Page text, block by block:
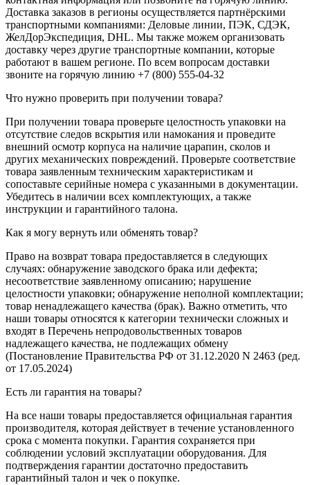
Доставка заказов в регионы осуществляется партнёрскими
транспортными компаниями: Деловые линии, ПЭК, СДЭК,
ЖелДорЭкспедиция, DHL. Мы также можем организовать
доставку через другие транспортные компании, которые
работают в вашем регионе. По всем вопросам доставки
звоните на горячую линию +7 (800) 555-04-32
Что нужно проверить при получении товара?
При получении товара проверьте целостность упаковки на
отсутствие следов вскрытия или намокания и проведите
внешний осмотр корпуса на наличие царапин, сколов и
других механических повреждений. Проверьте соответствие
товара заявленным техническим характеристикам и
сопоставьте серийные номера с указанными в документации.
Убедитесь в наличии всех комплектующих, а также
инструкции и гарантийного талона.
Как я могу вернуть или обменять товар?
Право на возврат товара предоставляется в следующих
случаях: обнаружение заводского брака или дефекта;
несоответствие заявленному описанию; нарушение
целостности упаковки; обнаружение неполной комплектации;
товар ненадлежащего качества (брак). Важно отметить, что
наши товары относятся к категории технически сложных и
входят в Перечень непродовольственных товаров
надлежащего качества, не подлежащих обмену
(Постановление Правительства РФ от 31.12.2020 N 2463 (ред.
от 17.05.2024)
Есть ли гарантия на товары?
На все наши товары предоставляется официальная гарантия
производителя, которая действует в течение установленного
срока с момента покупки. Гарантия сохраняется при
соблюдении условий эксплуатации оборудования. Для
подтверждения гарантии достаточно предоставить
гарантийный талон и чек о покупке.